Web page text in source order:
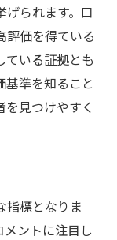
られます。口
評価を得ている
ている証拠とも
準を知ること
見つけやすく
指標となりま
ントに注目し